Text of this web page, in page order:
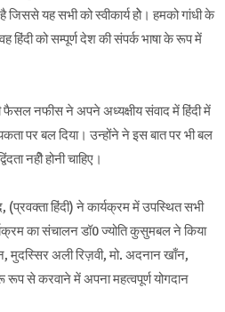
यह सभी को स्वीकार्य होे। हमको गांधी के
हिंदी को सम्पूर्ण देश की संपर्क भाषा के रूप में
फैसल नफीस ने अपने अध्यक्षीय संवाद में हिंदी में
पर बल दिया। उन्होंने ने इस बात पर भी बल
नहीे होनी चाहिए।
हिंदी) ने कार्यक्रम में उपस्थित सभी
का संचालन डॉ0 ज्योति कुसुमबल ने किया
मुदस्सिर अली रिज़वी, मो. अदनान खाँन,
से करवाने में अपना महत्वपूर्ण योगदान